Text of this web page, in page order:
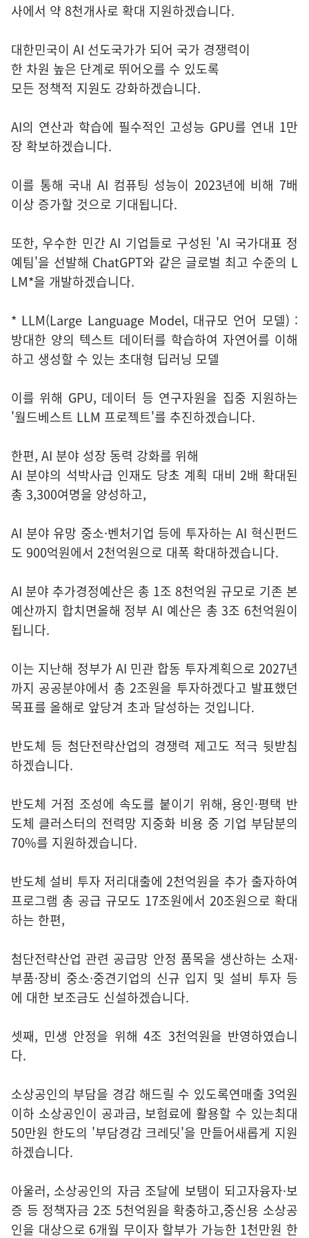
사에서 약 8천개사로 확대 지원하겠습니다.
대한민국이 AI 선도국가가 되어 국가 경쟁력이
한 차원 높은 단계로 뛰어오를 수 있도록
모든 정책적 지원도 강화하겠습니다.
AI의 연산과 학습에 필수적인 고성능 GPU를 연내 1만
장 확보하겠습니다.
이를 통해 국내 AI 컴퓨팅 성능이 2023년에 비해 7배
이상 증가할 것으로 기대됩니다.
또한, 우수한 민간 AI 기업들로 구성된 'AI 국가대표 정
예팀'을 선발해 ChatGPT와 같은 글로벌 최고 수준의 L
LM*을 개발하겠습니다.
* LLM(Large Language Model, 대규모 언어 모델) :
방대한 양의 텍스트 데이터를 학습하여 자연어를 이해
하고 생성할 수 있는 초대형 딥러닝 모델
이를 위해 GPU, 데이터 등 연구자원을 집중 지원하는
'월드베스트 LLM 프로젝트'를 추진하겠습니다.
한편, AI 분야 성장 동력 강화를 위해
AI 분야의 석박사급 인재도 당초 계획 대비 2배 확대된
총 3,300여명을 양성하고,
AI 분야 유망 중소·벤처기업 등에 투자하는 AI 혁신펀드
도 900억원에서 2천억원으로 대폭 확대하겠습니다.
AI 분야 추가경정예산은 총 1조 8천억원 규모로 기존 본
예산까지 합치면올해 정부 AI 예산은 총 3조 6천억원이
됩니다.
이는 지난해 정부가 AI 민관 합동 투자계획으로 2027년
까지 공공분야에서 총 2조원을 투자하겠다고 발표했던
목표를 올해로 앞당겨 초과 달성하는 것입니다.
반도체 등 첨단전략산업의 경쟁력 제고도 적극 뒷받침
하겠습니다.
반도체 거점 조성에 속도를 붙이기 위해, 용인·평택 반
도체 클러스터의 전력망 지중화 비용 중 기업 부담분의
70%를 지원하겠습니다.
반도체 설비 투자 저리대출에 2천억원을 추가 출자하여
프로그램 총 공급 규모도 17조원에서 20조원으로 확대
하는 한편,
첨단전략산업 관련 공급망 안정 품목을 생산하는 소재·
부품·장비 중소·중견기업의 신규 입지 및 설비 투자 등
에 대한 보조금도 신설하겠습니다.
셋째, 민생 안정을 위해 4조 3천억원을 반영하였습니
다.
소상공인의 부담을 경감 해드릴 수 있도록연매출 3억원
이하 소상공인이 공과금, 보험료에 활용할 수 있는최대
50만원 한도의 '부담경감 크레딧'을 만들어새롭게 지원
하겠습니다.
아울러, 소상공인의 자금 조달에 보탬이 되고자융자·보
증 등 정책자금 2조 5천억원을 확충하고,중신용 소상공
인을 대상으로 6개월 무이자 할부가 가능한 1천만원 한